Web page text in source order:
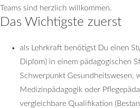
Teams sind herzlich willkommen.
Das Wichtigste zuerst
als Lehrkraft benötigst Du einen
Diplom) in einem pädagogischen
Schwerpunkt Gesundheitswesen,
Medizinpädagogik oder
vergleichbare Qualifikation